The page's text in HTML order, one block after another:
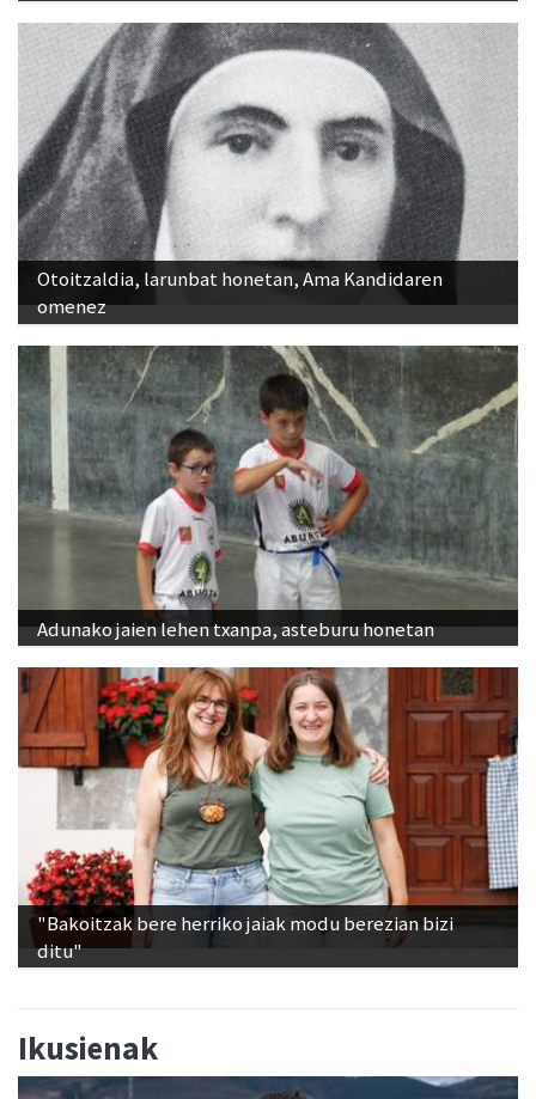
Otoitzaldia, larunbat honetan, Ama Kandidaren
omenez
Adunako jaien lehen txanpa, asteburu honetan
"Bakoitzak bere herriko jaiak modu berezian bizi
ditu"
Ikusienak